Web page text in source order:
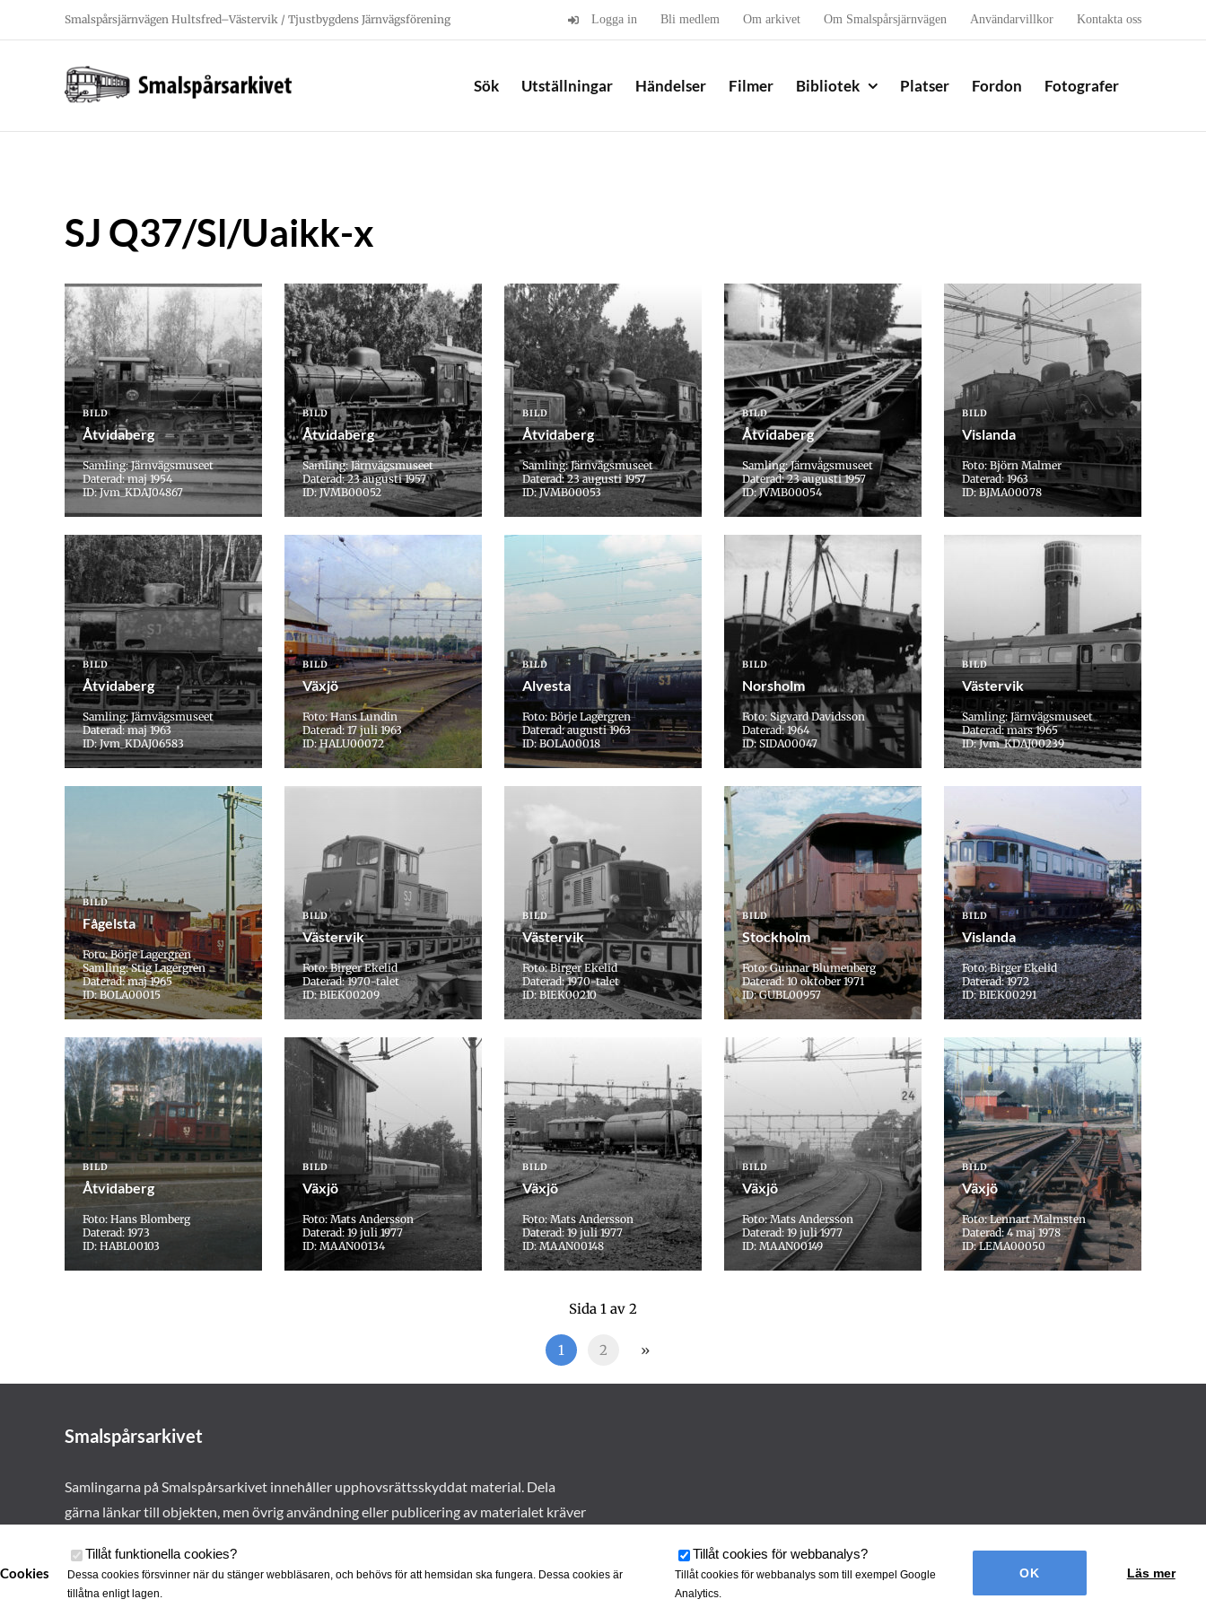
Smalspårsjärnvägen Hultsfred–Västervik / Tjustbygdens Järnvägsförening Logga in Bli medlem Om arkivet Om Smalspårsjärnvägen Användarvillkor Kontakta oss
Sök Utställningar Händelser Filmer Bibliotek Platser Fordon Fotografer
SJ Q37/Sl/Uaikk-x
BILD
Åtvidaberg
Samling: Järnvägsmuseet
Daterad: maj 1954
ID: Jvm_KDAJ04867
BILD
Åtvidaberg
Samling: Järnvägsmuseet
Daterad: 23 augusti 1957
ID: JVMB00052
BILD
Åtvidaberg
Samling: Järnvägsmuseet
Daterad: 23 augusti 1957
ID: JVMB00053
BILD
Åtvidaberg
Samling: Järnvägsmuseet
Daterad: 23 augusti 1957
ID: JVMB00054
BILD
Vislanda
Foto: Björn Malmer
Daterad: 1963
ID: BJMA00078
BILD
Åtvidaberg
Samling: Järnvägsmuseet
Daterad: maj 1963
ID: Jvm_KDAJ06583
BILD
Växjö
Foto: Hans Lundin
Daterad: 17 juli 1963
ID: HALU00072
BILD
Alvesta
Foto: Börje Lagergren
Daterad: augusti 1963
ID: BOLA00018
BILD
Norsholm
Foto: Sigvard Davidsson
Daterad: 1964
ID: SIDA00047
BILD
Västervik
Samling: Järnvägsmuseet
Daterad: mars 1965
ID: Jvm_KDAJ00239
BILD
Fågelsta
Foto: Börje Lagergren
Samling: Stig Lagergren
Daterad: maj 1965
ID: BOLA00015
BILD
Västervik
Foto: Birger Ekelid
Daterad: 1970-talet
ID: BIEK00209
BILD
Västervik
Foto: Birger Ekelid
Daterad: 1970-talet
ID: BIEK00210
BILD
Stockholm
Foto: Gunnar Blumenberg
Daterad: 10 oktober 1971
ID: GUBL00957
BILD
Vislanda
Foto: Birger Ekelid
Daterad: 1972
ID: BIEK00291
BILD
Åtvidaberg
Foto: Hans Blomberg
Daterad: 1973
ID: HABL00103
BILD
Växjö
Foto: Mats Andersson
Daterad: 19 juli 1977
ID: MAAN00134
BILD
Växjö
Foto: Mats Andersson
Daterad: 19 juli 1977
ID: MAAN00148
BILD
Växjö
Foto: Mats Andersson
Daterad: 19 juli 1977
ID: MAAN00149
BILD
Växjö
Foto: Lennart Malmsten
Daterad: 4 maj 1978
ID: LEMA00050
Sida 1 av 2
1 2 »
Smalspårsarkivet
Samlingarna på Smalspårsarkivet innehåller upphovsrättsskyddat material. Dela
gärna länkar till objekten, men övrig användning eller publicering av materialet kräver
Cookies
Tillåt funktionella cookies?
Dessa cookies försvinner när du stänger webbläsaren, och behövs för att hemsidan ska fungera. Dessa cookies är
tillåtna enligt lagen.
Tillåt cookies för webbanalys?
Tillåt cookies för webbanalys som till exempel Google
Analytics.
Läs mer